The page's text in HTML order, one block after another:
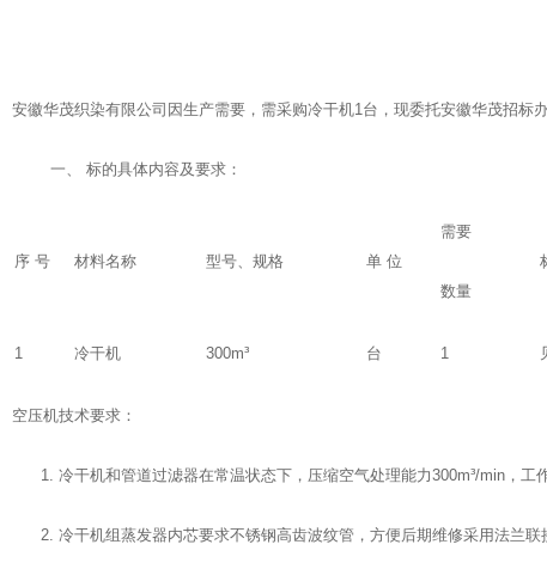
安徽华茂织染有限公司因生产需要，需采购冷干机1台，现委托安徽华茂招标
一、 标的具体内容及要求：
序 号 材料名称 型号、规格 单 位
需要
数量
1 冷干机 300m³ 台 1
空压机技术要求：
1. 冷干机和管道过滤器在常温状态下，压缩空气处理能力300m³/min，
2. 冷干机组蒸发器内芯要求不锈钢高齿波纹管，方便后期维修采用法兰联